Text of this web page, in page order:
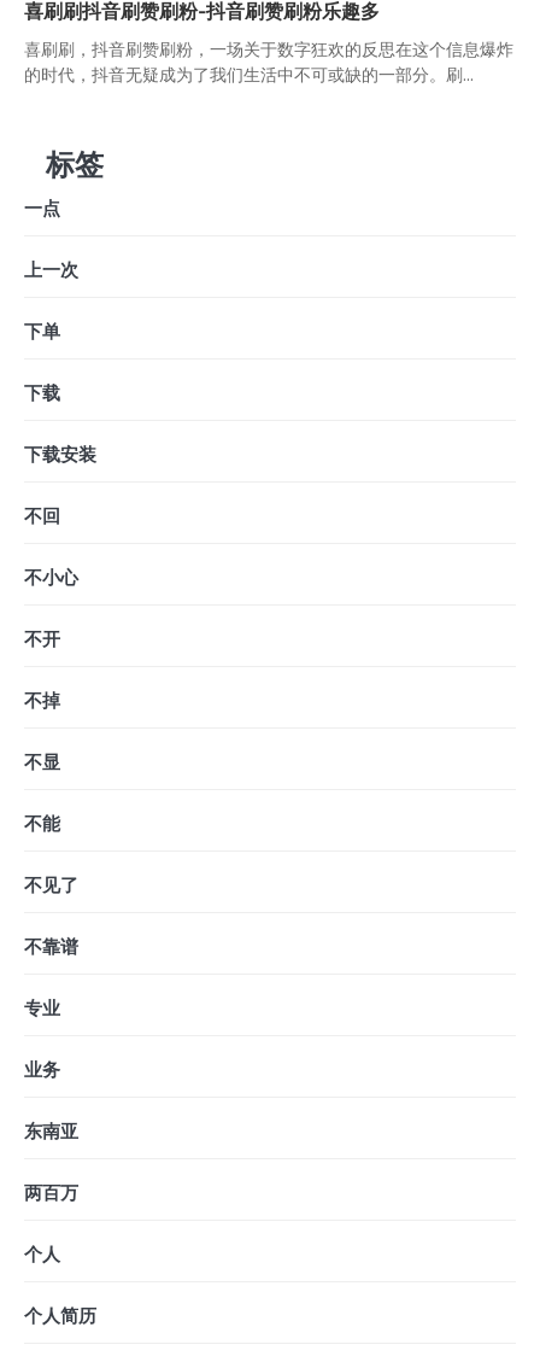
喜刷刷抖音刷赞刷粉-抖音刷赞刷粉乐趣多
喜刷刷，抖音刷赞刷粉，一场关于数字狂欢的反思在这个信息爆炸
的时代，抖音无疑成为了我们生活中不可或缺的一部分。刷...
标签
一点
上一次
下单
下载
下载安装
不回
不小心
不开
不掉
不显
不能
不见了
不靠谱
专业
业务
东南亚
两百万
个人
个人简历